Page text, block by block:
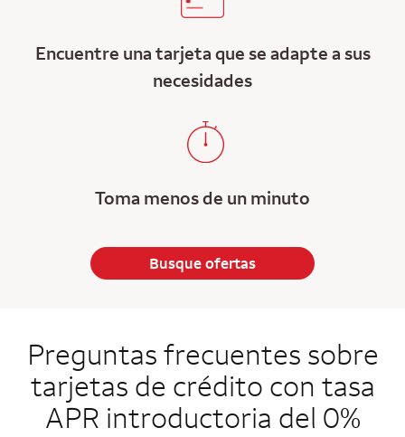
Encuentre una tarjeta que se adapte a sus
necesidades
Toma menos de un minuto
Busque ofertas
Preguntas frecuentes sobre
tarjetas de crédito con tasa
APR introductoria del 0%